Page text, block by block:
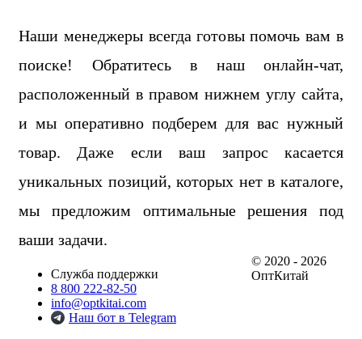
Наши менеджеры всегда готовы помочь вам в
поиске! Обратитесь в наш онлайн-чат,
расположенный в правом нижнем углу сайта,
и мы оперативно подберем для вас нужный
товар. Даже если ваш запрос касается
уникальных позиций, которых нет в каталоге,
мы предложим оптимальные решения под
ваши задачи.
Служба поддержки
8 800 222-82-50
info@optkitai.com
Наш бот в Telegram
© 2020 - 2026
ОптКитай